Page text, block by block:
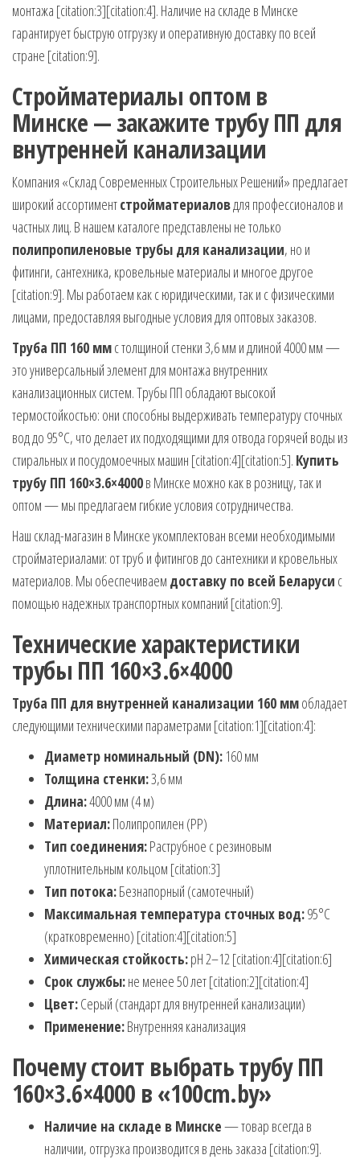
монтажа [citation:3][citation:4]. Наличие на складе в Минске
гарантирует быструю отгрузку и оперативную доставку по всей
стране [citation:9].
Стройматериалы оптом в
Минске — закажите трубу ПП для
внутренней канализации
Компания «Склад Современных Строительных Решений» предлагает
широкий ассортиментстройматериаловдля профессионалов и
частных лиц. В нашем каталоге представлены не только
полипропиленовые трубы для канализации, но и
фитинги, сантехника, кровельные материалы и многое другое
[citation:9]. Мы работаем как с юридическими, так и с физическими
лицами, предоставляя выгодные условия для оптовых заказов.
Труба ПП 160 ммс толщиной стенки 3,6 мм и длиной 4000 мм —
это универсальный элемент для монтажа внутренних
канализационных систем. Трубы ПП обладают высокой
термостойкостью: они способны выдерживать температуру сточных
вод до 95°C, что делает их подходящими для отвода горячей воды из
стиральных и посудомоечных машин [citation:4][citation:5]. Купить
трубу ПП 160×3.6×4000в Минске можно как в розницу, так и
оптом — мы предлагаем гибкие условия сотрудничества.
Наш склад-магазин в Минске укомплектован всеми необходимыми
стройматериалами: от труб и фитингов до сантехники и кровельных
материалов. Мы обеспечиваем доставку по всей Беларуси с
помощью надежных транспортных компаний [citation:9].
Технические характеристики
трубы ПП 160×3.6×4000
Труба ПП для внутренней канализации 160 ммобладает
следующими техническими параметрами [citation:1][citation:4]:
Диаметр номинальный (DN): 160 мм
Толщина стенки:3,6 мм
Длина:4000 мм (4 м)
Материал:Полипропилен (PP)
Тип соединения:Раструбное с резиновым
уплотнительным кольцом [citation:3]
Тип потока:Безнапорный (самотечный)
Максимальная температура сточных вод:95°C
(кратковременно) [citation:4][citation:5]
Химическая стойкость:pH 2–12 [citation:4][citation:6]
Срок службы:не менее 50 лет [citation:2][citation:4]
Цвет:Серый (стандарт для внутренней канализации)
Применение:Внутренняя канализация
Почему стоит выбрать трубу ПП
160×3.6×4000 в «100cm.by»
Наличие на складе в Минске— товар всегда в
наличии, отгрузка производится в день заказа [citation:9].